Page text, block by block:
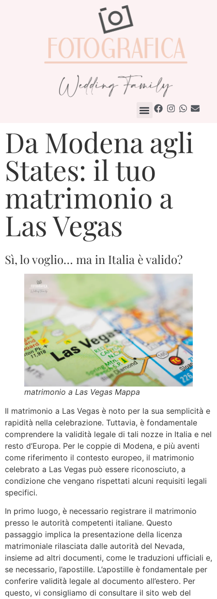
Da Modena agli
States: il tuo
matrimonio a
Las Vegas
Sì, lo voglio… ma in Italia è valido?
matrimonio a Las Vegas Mappa
Il matrimonio a Las Vegas è noto per la sua semplicità e
rapidità nella celebrazione. Tuttavia, è fondamentale
comprendere la validità legale di tali nozze in Italia e nel
resto d’Europa. Per le coppie di Modena, e più aventi
come riferimento il contesto europeo, il matrimonio
celebrato a Las Vegas può essere riconosciuto, a
condizione che vengano rispettati alcuni requisiti legali
specifici.
In primo luogo, è necessario registrare il matrimonio
presso le autorità competenti italiane. Questo
passaggio implica la presentazione della licenza
matrimoniale rilasciata dalle autorità del Nevada,
insieme ad altri documenti, come le traduzioni ufficiali e,
se necessario, l’apostille. L’apostille è fondamentale per
conferire validità legale al documento all’estero. Per
questo, vi consigliamo di consultare il sito web del